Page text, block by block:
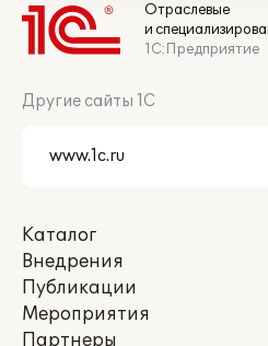
Отраслевые
и
1С:Предприятие
Другие сайты 1С
Каталог
Внедрения
Публикации
Мероприятия
Партнеры